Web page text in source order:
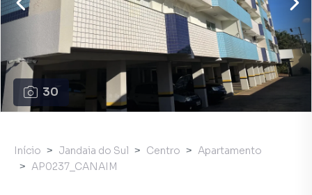
30
Início Jandaia do Sul Centro
Apartamento
AP0237_CANAIM